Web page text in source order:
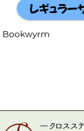
Bookwyrm